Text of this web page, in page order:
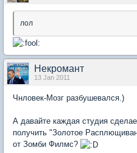
лол
Некромант
13 Jan 2011
Чнловек-Мозг разбушевался.)
А давайте каждая студия
получить "Золотое
от Зомби Филмс?